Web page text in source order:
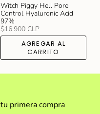
Witch Piggy Hell Pore
Control Hyaluronic Acid
97%
$16.900 CLP
AGREGAR AL
CARRITO
primera compra